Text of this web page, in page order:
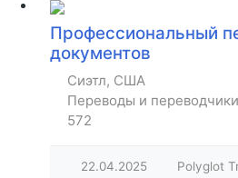
Профессиональный
документов
Сиэтл, США
Переводы и переводчики
572
22.04.2025 Polyglot